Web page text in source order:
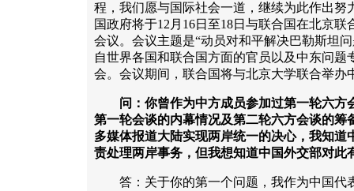
程，我们愿与国际社会一道，继续为此作出努
国政府将于12月16日至18日与联合国在北京
会议。会议主题是“动员对和平解决巴勒斯坦
自世界各国和联合国方面的官员以及中东问题
会。会议期间，联合国将与北京大学联合举办
问：你曾作为中方成员参加过第一轮六方
第一轮会谈的内幕情况及第二轮六方会谈的筹
多媒体报道大陆实现两岸统一的决心，我知道
责处理两岸事务，但我想知道中国外交部对此
答：关于你的第一个问题，我作为中国代